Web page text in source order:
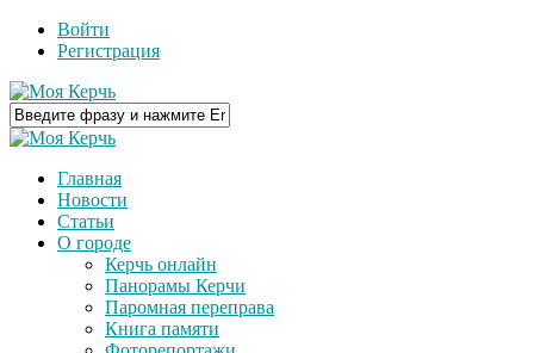
Войти
Регистрация
Главная
Новости
Статьи
О городе
Керчь онлайн
Панорамы Керчи
Паромная переправа
Книга памяти